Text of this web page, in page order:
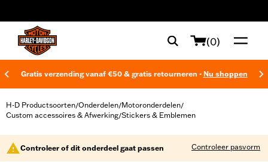
(0)
Gratis verzending vanaf €50 & gratis retourneren - Nu shoppen
H-D Productsoorten/Onderdelen/Motoronderdelen/
Custom accessoires & Afwerking/Stickers & Emblemen
Controleer of dit onderdeel gaat passen Controleer pasvorm